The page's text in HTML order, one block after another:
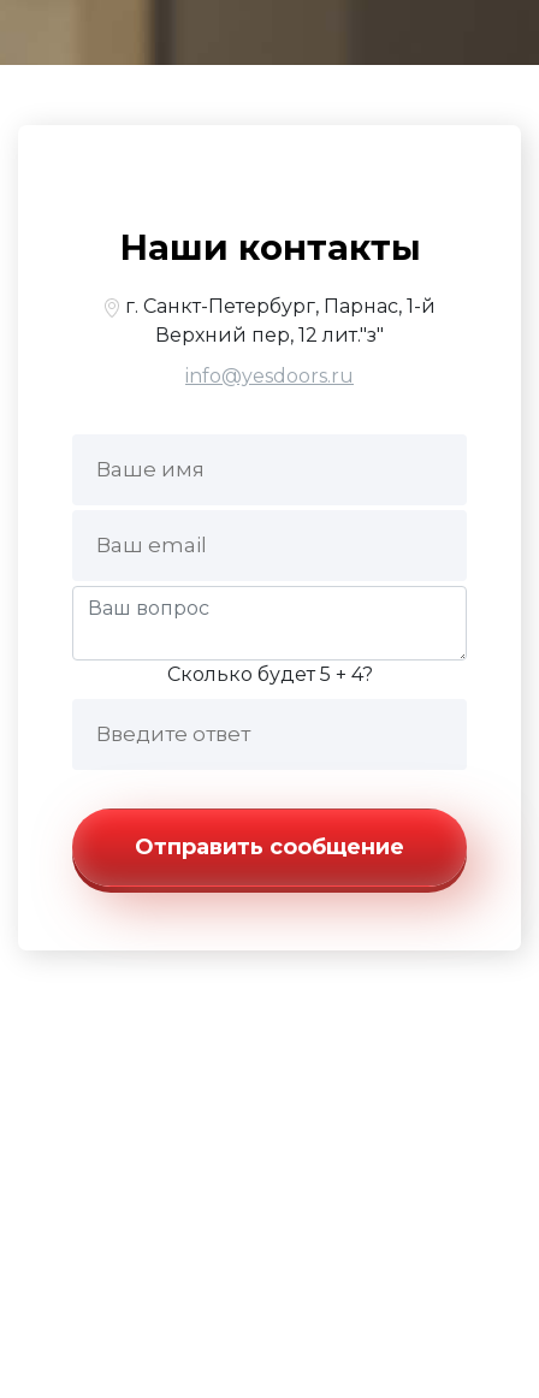
Наши контакты
г. Санкт-Петербург, Парнас, 1-й
Верхний пер, 12 лит."з"
info@yesdoors.ru
Сколько будет 5 + 4?
Отправить сообщение